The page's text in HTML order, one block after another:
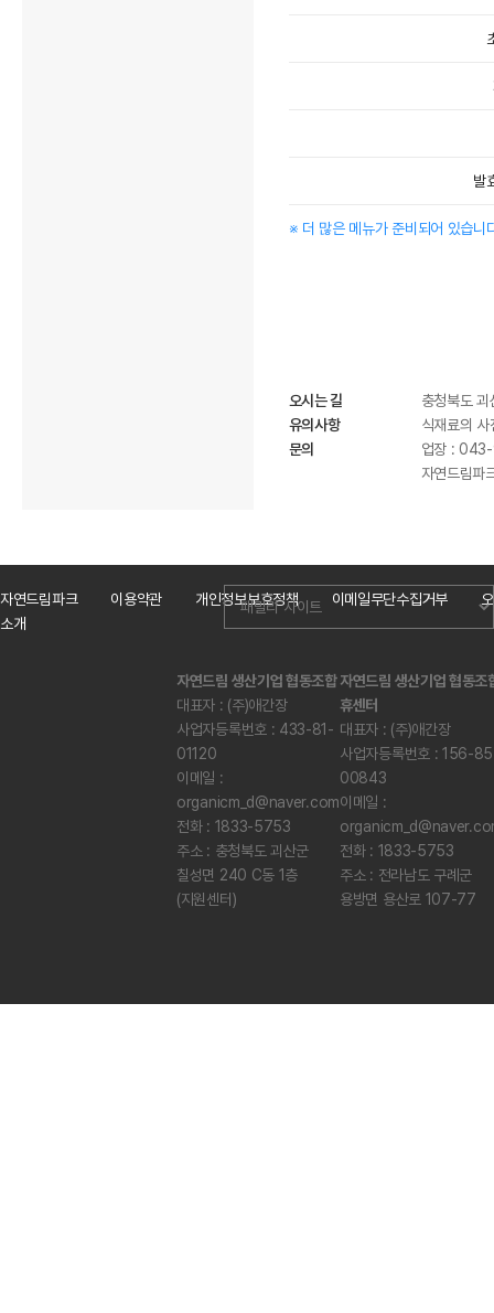
발
※ 더 많은 메뉴가 준비되어 있습니
오시는 길
충청북도
유의사항
식재료의
문의
업장 :
자연드림
자연드림파크
소개
이용약관 개인정보보호정책 이메일무단수집거부
자연드림 생산기업 협동조합
대표자 : (주)애간장
사업자등록번호 : 433-81-
01120
이메일 :
organicm_d@naver.com
전화 : 1833-5753
주소 : 충청북도 괴산군
칠성면 240 C동 1층
(지원센터)
자연드림 생산기업 협동조
휴센터
대표자 : (주)애간장
사업자등록번호 : 156-
00843
이메일 :
전화 : 1833-5753
주소 : 전라남도 구례군
용방면 용산로 107-77